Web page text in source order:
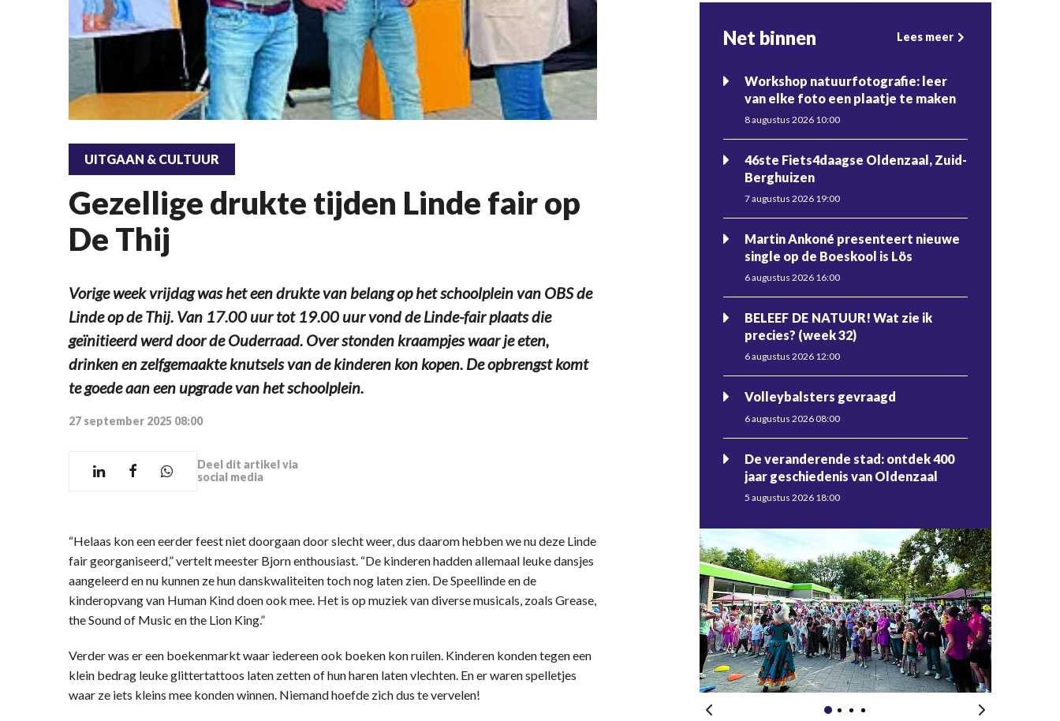
UITGAAN & CULTUUR
Gezellige drukte tijden Linde fair op
De Thij
Vorige week vrijdag was het een drukte van belang op het schoolplein van OBS de
Linde op de Thij. Van 17.00 uur tot 19.00 uur vond de Linde-fair plaats die
geïnitieerd werd door de Ouderraad. Over stonden kraampjes waar je eten,
drinken en zelfgemaakte knutsels van de kinderen kon kopen. De opbrengst komt
te goede aan een upgrade van het schoolplein.
27 september 2025 08:00
Deel dit artikel via
social media
“Helaas kon een eerder feest niet doorgaan door slecht weer, dus daarom hebben we nu deze Linde
fair georganiseerd,” vertelt meester Bjorn enthousiast. “De kinderen hadden allemaal leuke dansjes
aangeleerd en nu kunnen ze hun danskwaliteiten toch nog laten zien. De Speellinde en de
kinderopvang van Human Kind doen ook mee. Het is op muziek van diverse musicals, zoals Grease,
the Sound of Music en the Lion King.”
Verder was er een boekenmarkt waar iedereen ook boeken kon ruilen. Kinderen konden tegen een
klein bedrag leuke glittertattoos laten zetten of hun haren laten vlechten. En er waren spelletjes
waar ze iets kleins mee konden winnen. Niemand hoefde zich dus te vervelen!
Net binnen Lees meer
Workshop natuurfotografie: leer
van elke foto een plaatje te maken
8 augustus 2026 10:00
46ste Fiets4daagse Oldenzaal, Zuid-
Berghuizen
7 augustus 2026 19:00
Martin Ankoné presenteert nieuwe
single op de Boeskool is Lös
6 augustus 2026 16:00
BELEEF DE NATUUR! Wat zie ik
precies? (week 32)
6 augustus 2026 12:00
Volleybalsters gevraagd
6 augustus 2026 08:00
De veranderende stad: ontdek 400
jaar geschiedenis van Oldenzaal
5 augustus 2026 18:00